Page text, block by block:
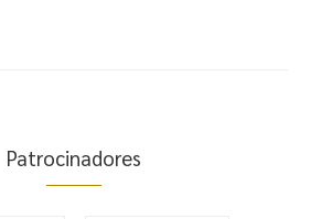
Patrocinadores